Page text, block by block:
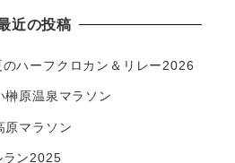
近の投稿
のハーフクロカン＆リレー2026
榊原温泉マラソン
原マラソン
ラン2025